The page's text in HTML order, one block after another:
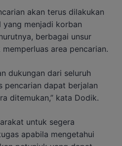
akan terus dilakukan
yang menjadi korban
berbagai unsur
area pencarian.
dukungan dari seluruh
pencarian dapat berjalan
ditemukan,” kata Dodik.
untuk segera
apabila mengetahui